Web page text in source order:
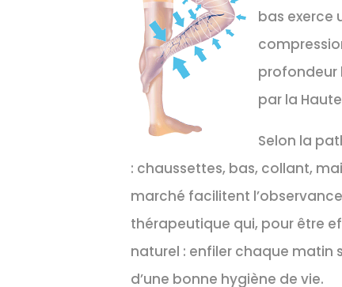
bas exerce
profondeur
par la
Selon la
: chaussettes, bas, collant,
marché facilitent
thérapeutique qui, pour être
naturel : enfiler chaque
d’une bonne hygiène de vie.